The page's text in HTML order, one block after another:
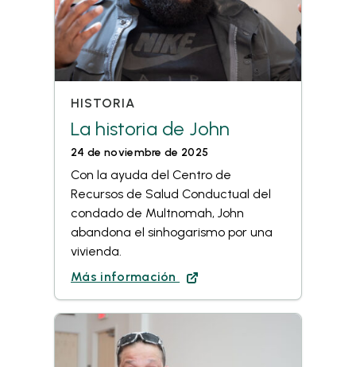
HISTORIA
La historia de John
24 de noviembre de 2025
Con la ayuda del Centro de
Recursos de Salud Conductual del
condado de Multnomah, John
abandona el sinhogarismo por una
vivienda.
Más información